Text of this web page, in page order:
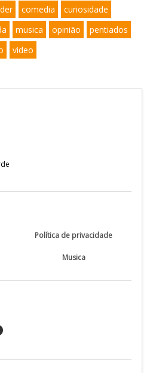
comedia
curiosidade
musica opinião
pentiados
video
Política de privacidade
Musica